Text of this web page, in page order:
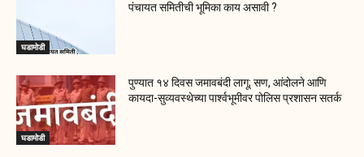
घडामोडी
पंचायत समितीची भूमिका काय असावी ?
घडामोडी
पुण्यात १४ दिवस जमावबंदी लागू; सण, आंदोलने आणि
कायदा-सुव्यवस्थेच्या पार्श्वभूमीवर पोलिस प्रशासन सतर्क